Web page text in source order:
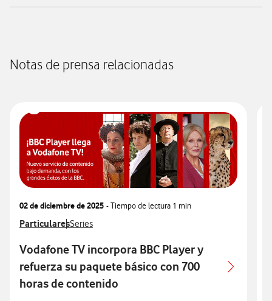
Notas de prensa relacionadas
02 de diciembre de 2025 - Tiempo de lectura 1 min
Ver más notas de prensa relacionados con
ParticularesVer más notas de prensa relacionados con
Series
Vodafone TV incorpora BBC Player y
refuerza su paquete básico con 700
horas de contenido